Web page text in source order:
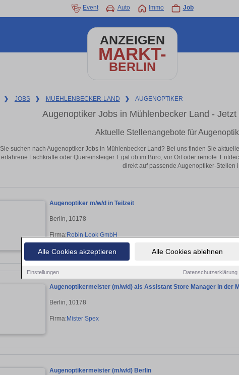
Alle Cookies akzeptieren Alle Cookies ablehnen
Einstellungen Datenschutzerklärung
Event Auto Immo Job
ANZEIGEN
MARKT-
BERLIN
❯ JOBS ❯ MUEHLENBECKER-LAND ❯ AUGENOPTIKER
Augenoptiker Jobs in Mühlenbecker Land -
Aktuelle Stellenangebote für
Sie suchen nach Augenoptiker Jobs in Mühlenbecker Land? Bei uns finden Sie
erfahrene Fachkräfte oder Quereinsteiger. Egal ob im Büro, vor Ort oder remote:
direkt auf passende Augenoptiker-Stellen
Augenoptiker m/w/d in Teilzeit
Berlin, 10178
Firma:Robin Look GmbH
Augenoptikermeister (m/w/d) als Assistant Store Manager in der
Berlin, 10178
Firma:Mister Spex
Augenoptikermeister (m/w/d) Berlin